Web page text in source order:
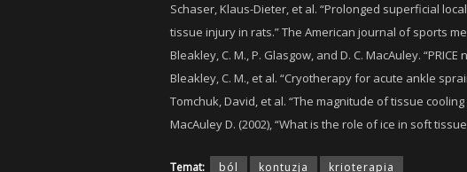
Schaser, Klaus-Dieter, et al. “Prolonged superficial
tissue injury in rats.” The American journal of sports
Bleakley, C. M., P. Glasgow, and D. C. MacAuley.
Bleakley, C. M., et al. “Cryotherapy for acute ankle
Tomchuk, David, et al. “The magnitude of tissue
MacAuley D. (2002), “What is the role of ice in soft
Temat: ból kontuzja krioterapia